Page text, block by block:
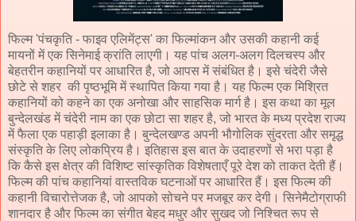
फिल्म 'पंचकृति - फाइव एलिमेंट्स' का फिल्मांकन और उसकी कहानी कई
मायनों में एक सिनेमाई क्रांति लाएगी। यह पांच अलग-अलग दिलचस्प और
बेहतरीन कहानियों पर आधारित है, जो आपस में संबंधित है। इसे चंदेरी जैसे
छोटे से शहर की पृष्ठभूमि में स्थापित किया गया है। यह फिल्म एक मिश्रित
कहानियों को कहने का एक अनोखा और साहसिक मार्ग है। इस कथा का मूल
बुन्देलखंड में चंदेरी नाम का एक छोटा सा शहर है, जो भारत के मध्य प्रदेश राज्य
में फैला एक पहाड़ी इलाका है। बुन्देलखण्ड अपनी भौगोलिक सुंदरता और समृद्ध
संस्कृति के लिए लोकप्रिय है। इतिहास इस बात के उदाहरणों से भरा पड़ा है
कि कैसे इस क्षेत्र की विशिष्ट सांस्कृतिक विशेषताएँ पूरे देश को ताकत देती हैं।
फिल्म की पांच कहानियां वास्तविक घटनाओं पर आधारित हैं। इस फिल्म की
कहानी विचारोत्तेजक है, जो आपको सोचने पर मजबूर कर देगी। सिनेमैटोग्राफी
शानदार है और फिल्म का संगीत बेहद मधुर और सुखद जो निश्चित रूप से